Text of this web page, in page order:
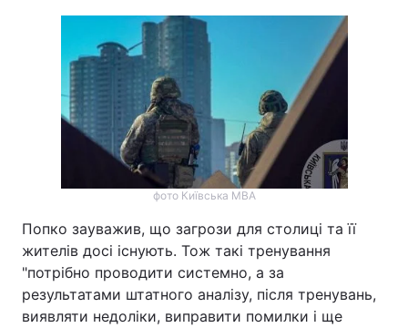
фото Київська МВА
Попко зауважив, що загрози для столиці та її
жителів досі існують. Тож такі тренування
"потрібно проводити системно, а за
результатами штатного аналізу, після тренувань,
виявляти недоліки, виправити помилки і ще